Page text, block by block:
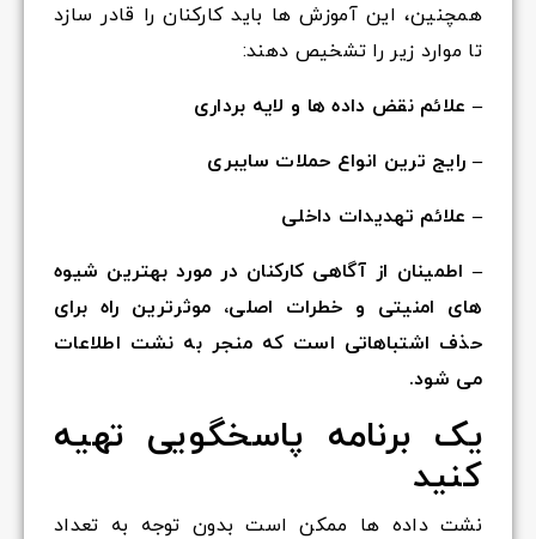
همچنین، این آموزش ها باید کارکنان را قادر سازد
تا موارد زیر را تشخیص دهند:
– علائم نقض داده ها و لایه برداری
– رایج ترین انواع حملات سایبری
– علائم تهدیدات داخلی
– اطمینان از آگاهی کارکنان در مورد بهترین شیوه
های امنیتی و خطرات اصلی، موثرترین راه برای
حذف اشتباهاتی است که منجر به نشت اطلاعات
می شود.
یک برنامه پاسخگویی تهیه
کنید
نشت داده ها ممکن است بدون توجه به تعداد